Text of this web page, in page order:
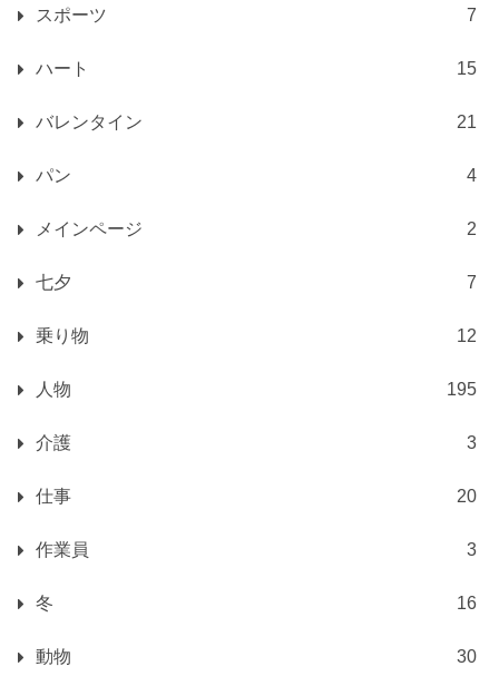
スポーツ 7
ハート 15
バレンタイン 21
パン 4
メインページ 2
七夕 7
乗り物 12
人物 195
介護 3
仕事 20
作業員 3
冬 16
動物 30